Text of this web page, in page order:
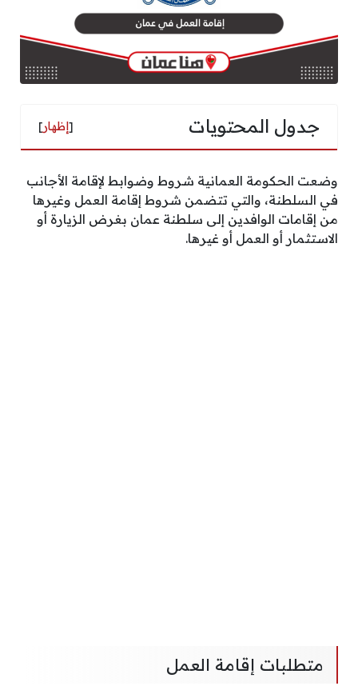
جدول المحتويات [إظهار]
وضعت الحكومة العمانية شروط وضوابط لإقامة الأجانب
في السلطنة، والتي تتضمن شروط إقامة العمل وغيرها
من إقامات الوافدين إلى سلطنة عمان بغرض الزيارة أو
الاستثمار أو العمل أو غيرها.
متطلبات إقامة العمل